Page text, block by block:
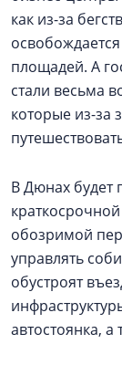
как из-за
площадей. А
стали весьма
которые из-за
В Дюнах будет
обозримой
управлять
обустроят
автостоянка,